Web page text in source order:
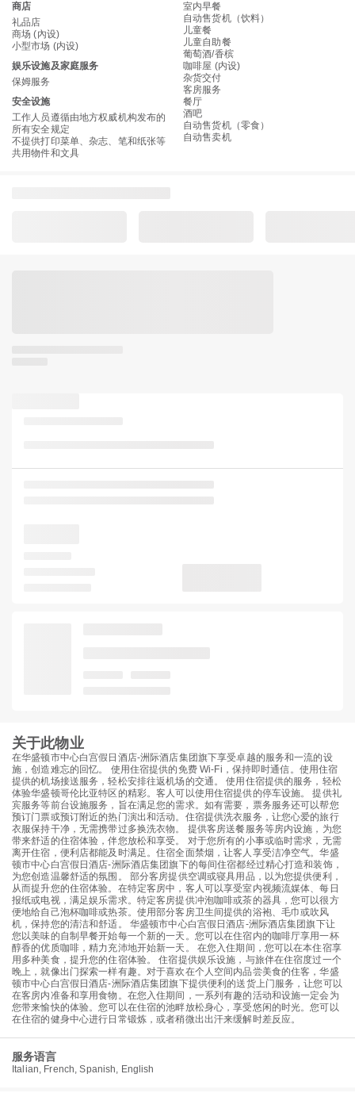
商店
礼品店
商场 (內设)
小型市场 (内设)
娱乐设施及家庭服务
保姆服务
安全设施
工作人员遵循由地方权威机构发布的
所有安全规定
不提供打印菜单、杂志、笔和纸张等
共用物件和文具
室内早餐
自动售货机（饮料）
儿童餐
儿童自助餐
葡萄酒/香槟
咖啡屋 (内设)
杂货交付
客房服务
餐厅
酒吧
自动售货机（零食）
自动售卖机
关于此物业
在华盛顿市中心白宫假日酒店-洲际酒店集团旗下享受卓越的服务和一流的设
施，创造难忘的回忆。 使用住宿提供的免费 Wi-Fi，保持即时通信。使用住宿
提供的机场接送服务，轻松安排往返机场的交通。 使用住宿提供的服务，轻松
体验华盛顿哥伦比亚特区的精彩。客人可以使用住宿提供的停车设施。 提供礼
宾服务等前台设施服务，旨在满足您的需求。如有需要，票务服务还可以帮您
预订门票或预订附近的热门演出和活动。住宿提供洗衣服务，让您心爱的旅行
衣服保持干净，无需携带过多换洗衣物。 提供客房送餐服务等房内设施，为您
带来舒适的住宿体验，伴您放松和享受。 对于您所有的小事或临时需求，无需
离开住宿，便利店都能及时满足。住宿全面禁烟，让客人享受洁净空气。华盛
顿市中心白宫假日酒店-洲际酒店集团旗下的每间住宿都经过精心打造和装饰，
为您创造温馨舒适的氛围。 部分客房提供空调或寝具用品，以为您提供便利，
从而提升您的住宿体验。在特定客房中，客人可以享受室内视频流媒体、每日
报纸或电视，满足娱乐需求。特定客房提供冲泡咖啡或茶的器具，您可以很方
便地给自己泡杯咖啡或热茶。使用部分客房卫生间提供的浴袍、毛巾或吹风
机，保持您的清洁和舒适。 华盛顿市中心白宫假日酒店-洲际酒店集团旗下让
您以美味的自制早餐开始每一个新的一天。您可以在住宿内的咖啡厅享用一杯
醇香的优质咖啡，精力充沛地开始新一天。 在您入住期间，您可以在本住宿享
用多种美食，提升您的住宿体验。 住宿提供娱乐设施，与旅伴在住宿度过一个
晚上，就像出门探索一样有趣。对于喜欢在个人空间内品尝美食的住客，华盛
顿市中心白宫假日酒店-洲际酒店集团旗下提供便利的送货上门服务，让您可以
在客房内准备和享用食物。在您入住期间，一系列有趣的活动和设施一定会为
您带来愉快的体验。您可以在住宿的池畔放松身心，享受悠闲的时光。您可以
在住宿的健身中心进行日常锻炼，或者稍微出出汗来缓解时差反应。
服务语言
Italian, French, Spanish, English